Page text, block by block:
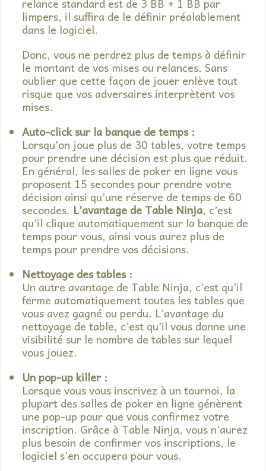
limpers, il suffira de le définir préalablement
dans le logiciel.
Donc, vous ne perdrez plus de temps à définir
le montant de vos mises ou relances. Sans
oublier que cette façon de jouer enlève tout
risque que vos adversaires interprètent vos
mises.
Auto-click sur la banque de temps :
Lorsqu’on joue plus de 30 tables, votre temps
pour prendre une décision est plus que réduit.
En général, les salles de poker en ligne vous
proposent 15 secondes pour prendre votre
décision ainsi qu’une réserve de temps de 60
secondes. L’avantage de Table Ninja, c’est
qu’il clique automatiquement sur la banque de
temps pour vous, ainsi vous aurez plus de
temps pour prendre vos décisions.
Nettoyage des tables :
Un autre avantage de Table Ninja, c’est qu’il
ferme automatiquement toutes les tables que
vous avez gagné ou perdu. L’avantage du
nettoyage de table, c’est qu’il vous donne une
visibilité sur le nombre de tables sur lequel
vous jouez.
Un pop-up killer :
Lorsque vous vous inscrivez à un tournoi, la
plupart des salles de poker en ligne génèrent
une pop-up pour que vous confirmez votre
inscription. Grâce à Table Ninja, vous n’aurez
plus besoin de confirmer vos inscriptions, le
logiciel s’en occupera pour vous.